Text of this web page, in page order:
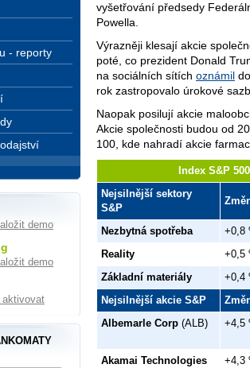
vyšetřování předsedy
Powella.
Výrazněji klesají akcie
poté, co prezident Donald
na sociálních sítích oznámil
rok zastropovalo úrokové
Naopak posilují akcie
Akcie společnosti budou od
100, kde nahradí akcie
Index S&P
Nejsilnější sektory
S&P
Nezbytná spotřeba
+0,8
Reality
+0,5
Základní materiály
+0,4
Nejsilnější akcie S&P
Albemarle Corp (ALB) +4,5
Akamai Technologies
+4,3
- reporty
demo
demo
aktivovat